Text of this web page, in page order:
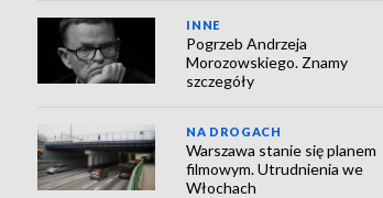
INNE
Pogrzeb Andrzeja
Morozowskiego. Znamy
szczegóły
NA DROGACH
Warszawa stanie się planem
filmowym. Utrudnienia we
Włochach